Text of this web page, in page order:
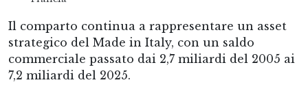
Il comparto continua a rappresentare un asset
strategico del Made in Italy, con un saldo
commerciale passato dai 2,7 miliardi del 2005 ai
7,2 miliardi del 2025.